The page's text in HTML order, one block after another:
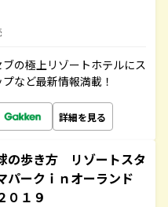
の極上リゾートホテルにス
など最新情報満載！
詳細を見る
の歩き方 リゾートスタ
ークｉｎオーランド
０１９